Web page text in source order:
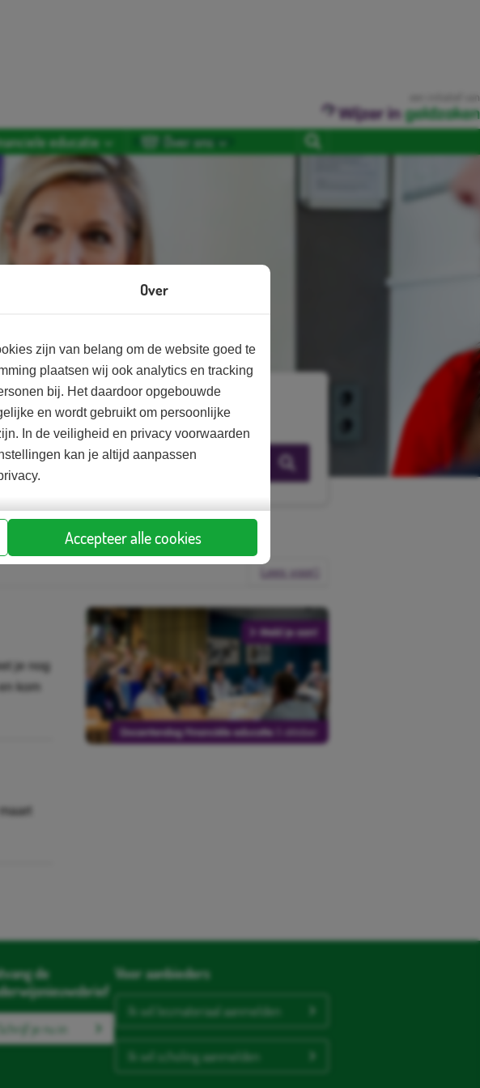
een initiatief van
educatie Over ons
Zoeken
Lees voor
je nog
kom
de
Schrijf je nu in
Voor aanbieders
Ik wil lesmateriaal aanmelden
Ik wil scholing aanmelden
Over
zijn van belang om de website goed te
plaatsen wij ook analytics en tracking
bij. Het daardoor opgebouwde
en wordt gebruikt om persoonlijke
In de veiligheid en privacy voorwaarden
kan je altijd aanpassen
Accepteer alle cookies